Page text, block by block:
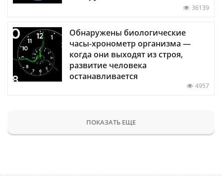
36139
Обнаружены биологические
часы-хронометр организма —
когда они выходят из строя,
развитие человека
останавливается
4957
ПОКАЗАТЬ ЕЩЕ